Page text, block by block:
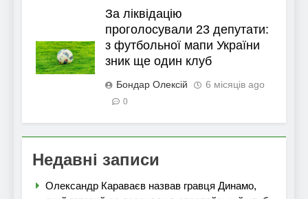
За ліквідацію
проголосували 23 депутати:
з футбольної мапи України
зник ще один клуб
Бондар Олексій 6 місяців ago
0
Недавні записи
Олександр Караваєв назвав гравця Динамо,